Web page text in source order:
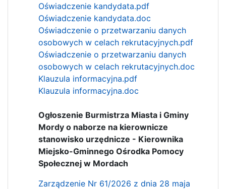
Oświadczenie kandydata.pdf
Oświadczenie kandydata.doc
Oświadczenie o przetwarzaniu danych
osobowych w celach rekrutacyjnych.pdf
Oświadczenie o przetwarzaniu danych
osobowych w celach rekrutacyjnych.doc
Klauzula informacyjna.pdf
Klauzula informacyjna.doc
Ogłoszenie Burmistrza Miasta i Gminy
Mordy o naborze na kierownicze
stanowisko urzędnicze - Kierownika
Miejsko-Gminnego Ośrodka Pomocy
Społecznej w Mordach
Zarządzenie Nr 61/2026 z dnia 28 maja